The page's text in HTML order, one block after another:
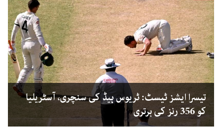
تیسرا ایشز ٹیسٹ: ٹریوس ہیڈ کی سنچری، آسٹریلیا
کو 356 رنز کی برتری